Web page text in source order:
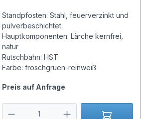
Standpfosten: Stahl, feuerverzinkt und
pulverbeschichtet
Hauptkomponenten: Lärche kernfrei,
natur
Rutschbahn: HST
Farbe: froschgruen-reinweiß
Preis auf Anfrage